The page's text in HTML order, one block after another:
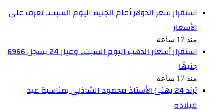
استقرار سعر الدولار أمام الجنيه اليوم السبت.. تعرف على
الأسعار
منذ 17 ساعة
استقرار أسعار الذهب اليوم السبت.. وعيار 24 يسجل 6966
جنيهًا
منذ 17 ساعة
ترند 24 يهنئ الأستاذ محمود الشاذلي بمناسبة عيد
ميلاده